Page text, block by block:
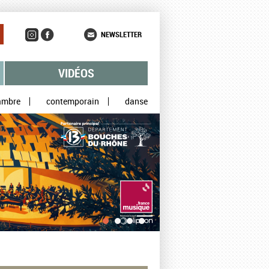
NEWSLETTER
VIDÉOS
contemporain danse